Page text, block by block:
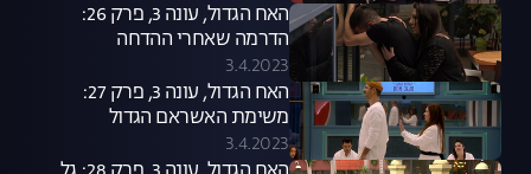
האח הגדול, עונה 3, פרק 26:
הדרמה שאחרי ההדחה
3.4.2023
האח הגדול, עונה 3, פרק 27:
משימת האשראם הגדול
3.4.2023